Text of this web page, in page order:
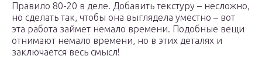
Правило 80-20 в деле. Добавить текстуру – несложно,
но сделать так, чтобы она выглядела уместно – вот
эта работа займет немало времени. Подобные вещи
отнимают немало времени, но в этих деталях и
заключается весь смысл!